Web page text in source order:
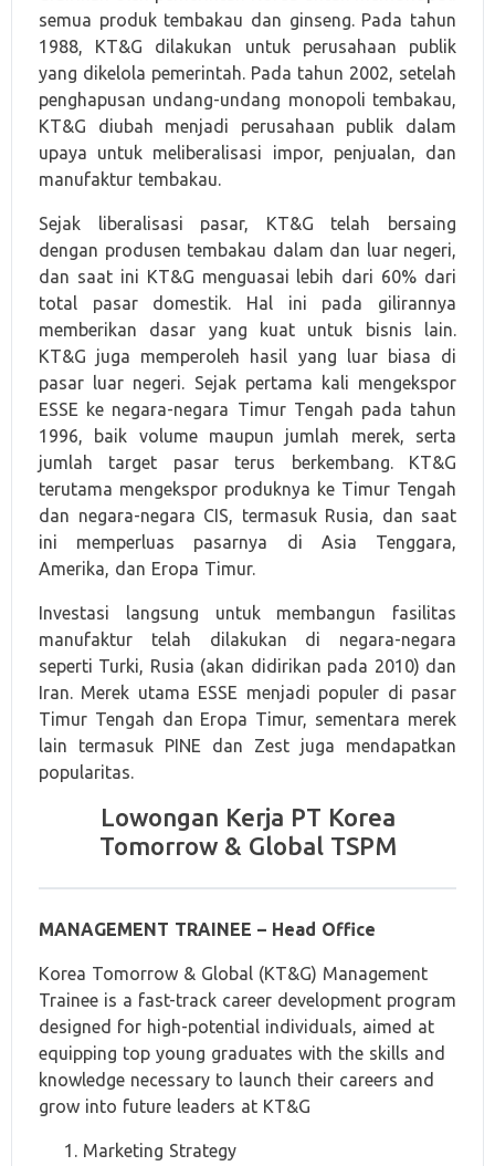
semua produk tembakau dan ginseng. Pada tahun
1988, KT&G dilakukan untuk perusahaan publik
yang dikelola pemerintah. Pada tahun 2002, setelah
penghapusan undang-undang monopoli tembakau,
KT&G diubah menjadi perusahaan publik dalam
upaya untuk meliberalisasi impor, penjualan, dan
manufaktur tembakau.
Sejak liberalisasi pasar, KT&G telah bersaing
dengan produsen tembakau dalam dan luar negeri,
dan saat ini KT&G menguasai lebih dari 60% dari
total pasar domestik. Hal ini pada gilirannya
memberikan dasar yang kuat untuk bisnis lain.
KT&G juga memperoleh hasil yang luar biasa di
pasar luar negeri. Sejak pertama kali mengekspor
ESSE ke negara-negara Timur Tengah pada tahun
1996, baik volume maupun jumlah merek, serta
jumlah target pasar terus berkembang. KT&G
terutama mengekspor produknya ke Timur Tengah
dan negara-negara CIS, termasuk Rusia, dan saat
ini memperluas pasarnya di Asia Tenggara,
Amerika, dan Eropa Timur.
Investasi langsung untuk membangun fasilitas
manufaktur telah dilakukan di negara-negara
seperti Turki, Rusia (akan didirikan pada 2010) dan
Iran. Merek utama ESSE menjadi populer di pasar
Timur Tengah dan Eropa Timur, sementara merek
lain termasuk PINE dan Zest juga mendapatkan
popularitas.
Lowongan Kerja PT Korea
Tomorrow & Global TSPM
MANAGEMENT TRAINEE – Head Office
Korea Tomorrow & Global (KT&G) Management
Trainee is a fast-track career development program
designed for high-potential individuals, aimed at
equipping top young graduates with the skills and
knowledge necessary to launch their careers and
grow into future leaders at KT&G
Marketing Strategy